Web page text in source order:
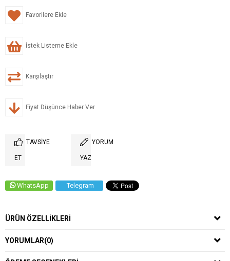
Favorilere Ekle
İstek Listeme Ekle
Karşılaştır
Fiyat Düşünce Haber Ver
TAVSIYE
ET
YORUM
YAZ
WhatsApp Telegram
ÜRÜN ÖZELLIKLERI
YORUMLAR(0)